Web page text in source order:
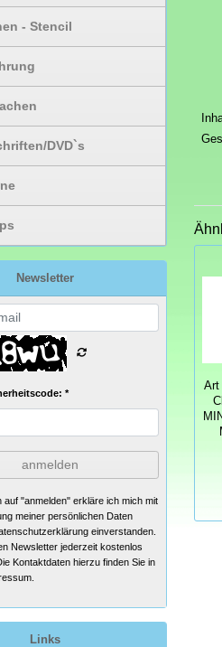
- Stencil
DVD`s
Newsletter
*
anmelden
auf "anmelden" erkläre ich mich mit
meiner persönlichen Daten
einverstanden.
Newsletter jederzeit kostenlos
Kontaktdaten hierzu finden Sie in
Links
Art